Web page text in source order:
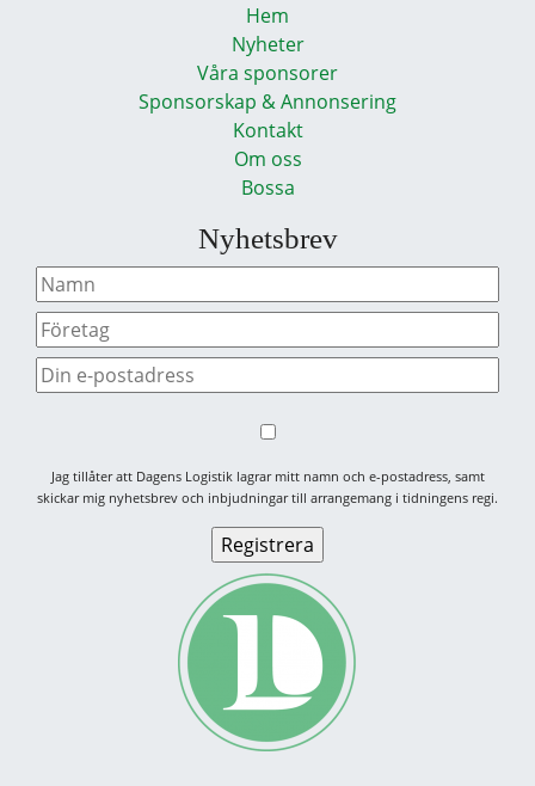
Hem
Nyheter
Våra sponsorer
Sponsorskap & Annonsering
Kontakt
Om oss
Bossa
Nyhetsbrev
Jag tillåter att Dagens Logistik lagrar mitt namn och e-postadress, samt
skickar mig nyhetsbrev och inbjudningar till arrangemang i tidningens regi.